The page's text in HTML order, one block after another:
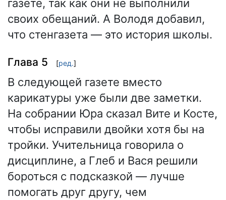
газете, так как они не выполнили
своих обещаний. А Володя добавил,
что стенгазета — это история школы.
Глава 5 [ред.]
В следующей газете вместо
карикатуры уже были две заметки.
На собрании Юра сказал Вите и Косте,
чтобы исправили двойки хотя бы на
тройки. Учительница говорила о
дисциплине, а Глеб и Вася решили
бороться с подсказкой — лучше
помогать друг другу, чем